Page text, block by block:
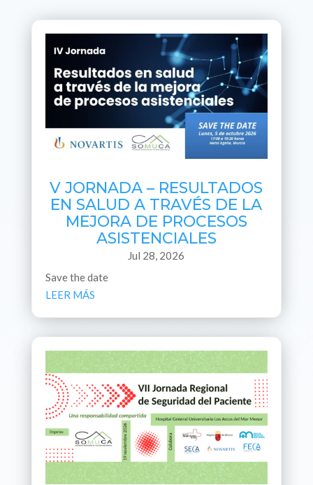
V JORNADA – RESULTADOS
EN SALUD A TRAVÉS DE LA
MEJORA DE PROCESOS
ASISTENCIALES
Jul 28, 2026
Save the date
LEER MÁS